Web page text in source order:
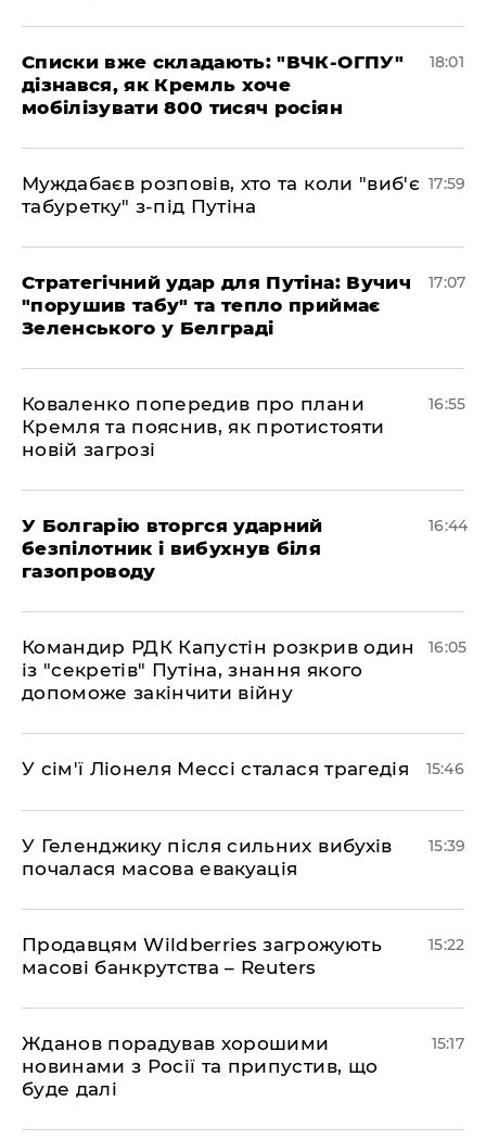
Списки вже складають: "ВЧК-ОГПУ"
дізнався, як Кремль хоче
мобілізувати 800 тисяч росіян
18:01
Муждабаєв розповів, хто та коли "виб'є
табуретку" з-під Путіна
17:59
Стратегічний удар для Путіна: Вучич
"порушив табу" та тепло приймає
Зеленського у Белграді
17:07
Коваленко попередив про плани
Кремля та пояснив, як протистояти
новій загрозі
16:55
У Болгарію вторгся ударний
безпілотник і вибухнув біля
газопроводу
16:44
Командир РДК Капустін розкрив один
із "секретів" Путіна, знання якого
допоможе закінчити війну
16:05
У сім'ї Ліонеля Мессі сталася трагедія 15:46
У Геленджику після сильних вибухів
почалася масова евакуація
15:39
Продавцям Wildberries загрожують
масові банкрутства – Reuters
15:22
Жданов порадував хорошими
новинами з Росії та припустив, що
буде далі
15:17